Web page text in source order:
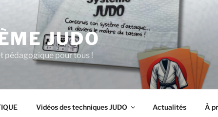
JUDO
pédagogique pour tous !
Vidéos des techniques JUDO Actualités À